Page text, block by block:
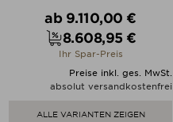
Verkaufspreis
ab 9.110,00 €
Preis
8.608,95 €
Ihr Spar-Preis
Preise inkl. ges. MwSt.
absolut versandkostenfrei
ALLE VARIANTEN ZEIGEN